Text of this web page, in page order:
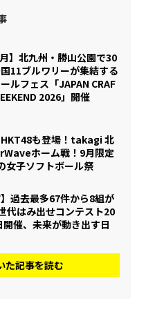
月】北九州・勝山公園で30
11ブルワリーが集結する
ルフェス「JAPAN CRAF
2026」開催
HKT48も登場！takagi 北
ホーム戦！9月限定
女子ソフトボール祭
】過去最多67件から8組が
代はみ出せコンテスト20
催、未来が動き出す日
た記事を読む